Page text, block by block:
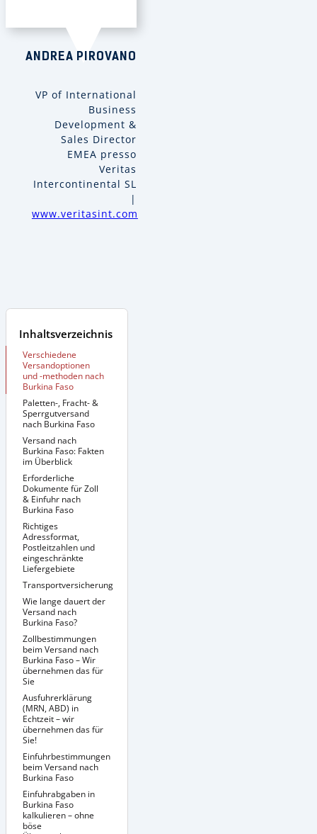
Inhaltsverzeichnis
Verschiedene
Versandoptionen
und -methoden nach
Burkina Faso
Paletten-, Fracht- &
Sperrgutversand
nach Burkina Faso
Zusätzliche
Informationen:
Versand nach
Burkina Faso: Fakten
im Überblick
Erforderliche
Dokumente für Zoll
& Einfuhr nach
Burkina Faso
Richtiges
Adressformat,
Postleitzahlen und
eingeschränkte
Liefergebiete
Richtige Verpackung
Sendungsverfolgung
/ Tracking &
Dokumentenmanagement
Transportversicherung
Wie lange dauert der
Versand nach
Burkina Faso?
Zollbestimmungen
beim Versand nach
Burkina Faso – Wir
übernehmen das für
Sie
Ausfuhrerklärung
(MRN, ABD) in
Echtzeit – wir
übernehmen das für
Sie!
Einfuhrbestimmungen
beim Versand nach
Burkina Faso
Besondere
Versandbedingungen
für bestimmte
Produkte nach
Einfuhrabgaben in
Burkina Faso
kalkulieren – ohne
böse
ANDREA PIROVANO
VP of International
Business
Development &
Sales Director
EMEA presso
Veritas
Intercontinental SL
|
www.veritasint.com